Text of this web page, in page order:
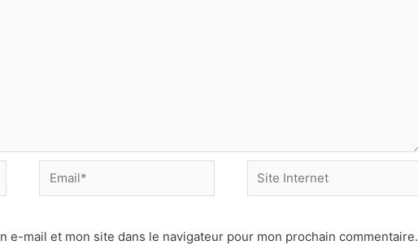
Email*
Site
Internet
e-mail et mon site dans le navigateur pour mon prochain commentaire.